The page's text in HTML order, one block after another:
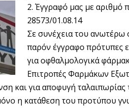
2. Έγγραφό μας με αριθμό
28573/01.08.14
Σε συνέχεια του ανωτέρω
παρόν έγγραφο πρότυπες
για οφθαλμολογικά
Επιτροπές Φαρμάκων
και για αποφυγή
η κατάθεση του προτύπου